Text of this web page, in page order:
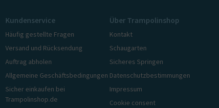
Kundenservice
Häufig gestellte Fragen
Versand und Rücksendung
Auftrag abholen
Allgemeine Geschäftsbedingungen
Sicher einkaufen bei
Trampolinshop.de
Über Trampolinshop
Kontakt
Schaugarten
Sicheres Springen
Datenschutzbestimmungen
Impressum
Cookie consent